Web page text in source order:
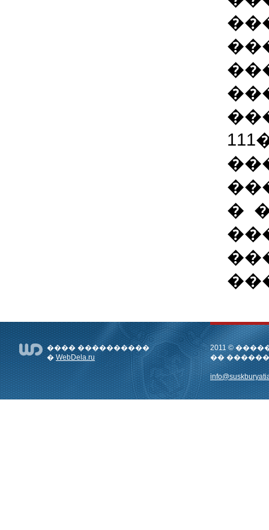
�
���� ����������
�WebDela.ru
2011 ©
��